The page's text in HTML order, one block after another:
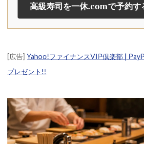
高級寿司を一休.comで予約す
[広告] Yahoo!ファイナンスVIP倶楽部 |
プレゼント!!